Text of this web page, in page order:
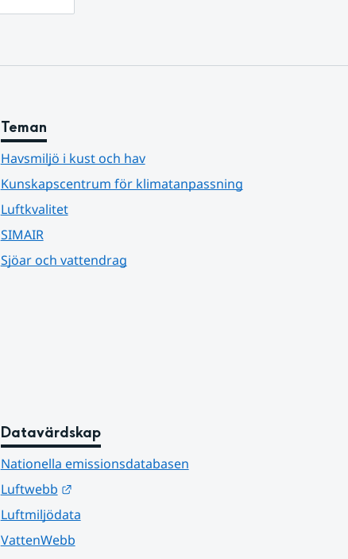
Teman
Havsmiljö i kust och hav
Kunskapscentrum för klimatanpassning
Luftkvalitet
SIMAIR
Sjöar och vattendrag
Datavärdskap
Nationella emissionsdatabasen
Luftwebb
Länk till annan webbplats.
Luftmiljödata
VattenWebb